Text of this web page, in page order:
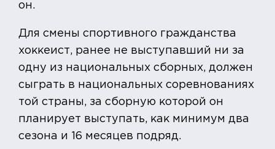
он.
Для смены спортивного гражданства
хоккеист, ранее не выступавший ни за
одну из национальных сборных, должен
сыграть в национальных соревнованиях
той страны, за сборную которой он
планирует выступать, как минимум два
сезона и 16 месяцев подряд.